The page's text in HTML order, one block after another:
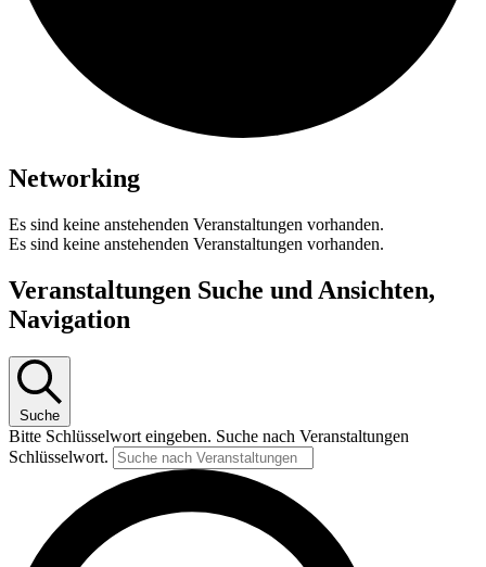
Networking
Es sind keine anstehenden Veranstaltungen vorhanden.
Es sind keine anstehenden Veranstaltungen vorhanden.
Veranstaltungen Suche und Ansichten,
Navigation
Suche
Bitte Schlüsselwort eingeben. Suche nach Veranstaltungen
Schlüsselwort.